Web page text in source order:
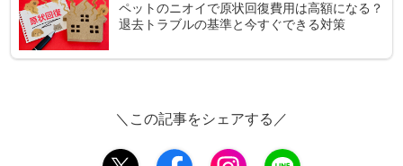
ペットのニオイで原状回復費用は高額になる？
退去トラブルの基準と今すぐできる対策
＼この記事をシェアする／